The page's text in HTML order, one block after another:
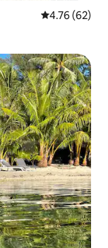
평점 4.76점(5
4.76 (62)